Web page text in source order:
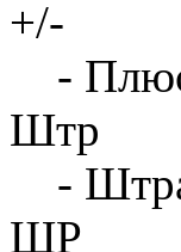
+/-
-
Штр
-
ШР